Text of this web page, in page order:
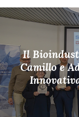
Il
Camillo e